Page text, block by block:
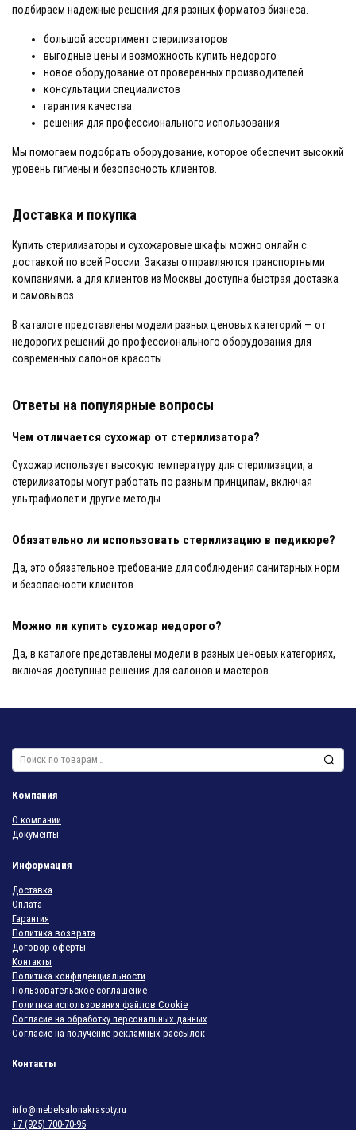
подбираем надежные решения для разных форматов бизнеса.
большой ассортимент стерилизаторов
выгодные цены и возможность купить недорого
новое оборудование от проверенных производителей
консультации специалистов
гарантия качества
решения для профессионального использования
Мы помогаем подобрать оборудование, которое обеспечит высокий
уровень гигиены и безопасность клиентов.
Доставка и покупка
Купить стерилизаторы и сухожаровые шкафы можно онлайн с
доставкой по всей России. Заказы отправляются транспортными
компаниями, а для клиентов из Москвы доступна быстрая доставка
и самовывоз.
В каталоге представлены модели разных ценовых категорий — от
недорогих решений до профессионального оборудования для
современных салонов красоты.
Ответы на популярные вопросы
Чем отличается сухожар от стерилизатора?
Сухожар использует высокую температуру для стерилизации, а
стерилизаторы могут работать по разным принципам, включая
ультрафиолет и другие методы.
Обязательно ли использовать стерилизацию в педикюре?
Да, это обязательное требование для соблюдения санитарных норм
и безопасности клиентов.
Можно ли купить сухожар недорого?
Да, в каталоге представлены модели в разных ценовых категориях,
включая доступные решения для салонов и мастеров.
Искать:
Компания
О компании
Документы
Информация
Доставка
Оплата
Гарантия
Политика возврата
Договор оферты
Контакты
Политика конфиденциальности
Пользовательское соглашение
Политика использования файлов Cookie
Согласие на обработку персональных данных
Согласие на получение рекламных рассылок
Контакты
info@mebelsalonakrasoty.ru
+7 (925) 700-70-95